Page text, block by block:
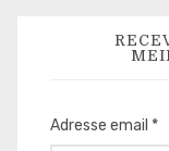
Adresse email *